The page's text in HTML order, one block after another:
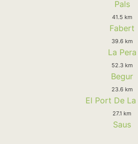
Pals
41.5 km
Fabert
39.6 km
La Pera
52.3 km
Begur
23.6 km
El Port De La
27.1 km
Saus